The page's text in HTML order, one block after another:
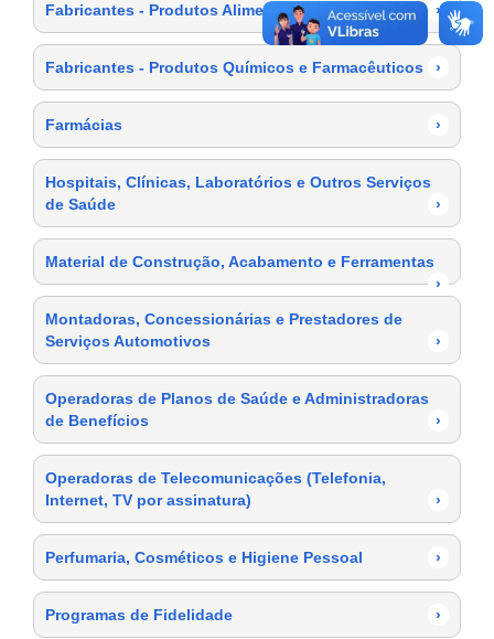
Fabricantes - Produtos Alimentícios ›
Fabricantes - Produtos Químicos e Farmacêuticos ›
Farmácias ›
Hospitais, Clínicas, Laboratórios e Outros Serviços
de Saúde
›
Material de Construção, Acabamento e Ferramentas
›
Montadoras, Concessionárias e Prestadores de
Serviços Automotivos
›
Operadoras de Planos de Saúde e Administradoras
de Benefícios
›
Operadoras de Telecomunicações (Telefonia,
Internet, TV por assinatura)
›
Perfumaria, Cosméticos e Higiene Pessoal ›
Programas de Fidelidade ›